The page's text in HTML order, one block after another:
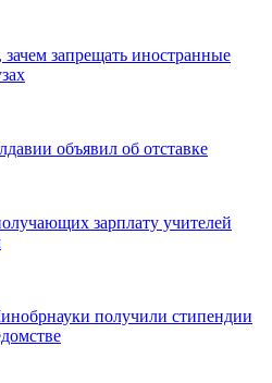
запрещать иностранные
объявил об отставке
зарплату учителей
получили стипендии